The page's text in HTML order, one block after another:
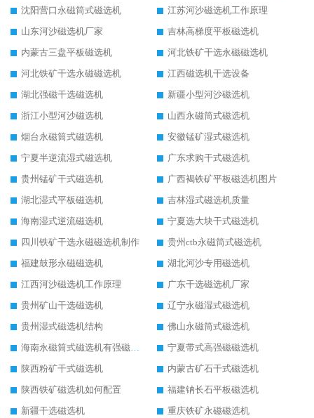
沈阳营口永磁筒式磁选机
江苏河沙磁选机工作原理
山东河沙磁选机厂家
吉林高梯度平板磁选机
内蒙古三盘平板磁选机
河北铁矿干选永磁磁选机
河北铁矿干选永磁磁选机
江西磁选机干选设备
湖北强磁干选磁选机
新疆小型河沙磁选机
浙江小型河沙磁选机
山西永磁筒式磁选机
烟台永磁筒式磁选机
安徽锰矿湿式磁选机
宁夏半逆流湿式磁选机
广东求购干式磁选机
贵州锰矿干式磁选机
广西褐铁矿平板磁选机图片
湖北湿式平板磁选机
吉林湿式磁选机质量
海南湿式逆流磁选机
宁夏选大块干式磁选机
四川铁矿干选永磁磁选机制作
贵州ctb永磁筒式磁选机
福建鼓形永磁磁选机
湖北河沙专用磁选机
江西河沙磁选机工作原理
广东干选磁选机厂家
贵州矿山干选磁选机
辽宁永磁湿式磁选机
贵州湿式磁选机结构
佛山永磁筒式磁选机
海南永磁筒式磁选机有强磁的吗
宁夏带式高强磁磁选机
陕西粉矿干式磁选机
内蒙古矿石干式磁选机
陕西铁矿磁选机如何配置
福建钠长石平板磁选机
新疆干选磁选机
重庆铁矿永磁磁选机